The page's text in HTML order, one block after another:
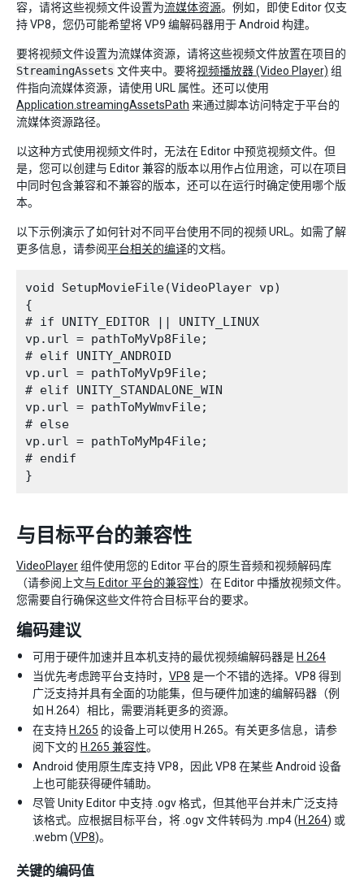
容，请将这些视频文件设置为流媒体资源。例如，即使 Editor 仅支
持 VP8，您仍可能希望将 VP9 编解码器用于 Android 构建。
要将视频文件设置为流媒体资源，请将这些视频文件放置在项目的
StreamingAssets 文件夹中。要将视频播放器 (Video Player) 组
件指向流媒体资源，请使用 URL 属性。还可以使用
Application.streamingAssetsPath 来通过脚本访问特定于平台的
流媒体资源路径。
以这种方式使用视频文件时，无法在 Editor 中预览视频文件。但
是，您可以创建与 Editor 兼容的版本以用作占位用途，可以在项目
中同时包含兼容和不兼容的版本，还可以在运行时确定使用哪个版
本。
以下示例演示了如何针对不同平台使用不同的视频 URL。如需了解
更多信息，请参阅平台相关的编译的文档。
void SetupMovieFile(VideoPlayer vp)
{
# if UNITY_EDITOR || UNITY_LINUX
vp.url = pathToMyVp8File;
# elif UNITY_ANDROID
vp.url = pathToMyVp9File;
# elif UNITY_STANDALONE_WIN
vp.url = pathToMyWmvFile;
# else
vp.url = pathToMyMp4File;
# endif
与目标平台的兼容性
VideoPlayer组件使用您的 Editor 平台的原生音频和视频解码库
（请参阅上文与 Editor 平台的兼容性）在 Editor 中播放视频文件。
您需要自行确保这些文件符合目标平台的要求。
编码建议
可用于硬件加速并且本机支持的最优视频编解码器是 H.264
当优先考虑跨平台支持时， VP8 是一个不错的选择。VP8 得到
广泛支持并具有全面的功能集，但与硬件加速的编解码器（例
如 H.264）相比，需要消耗更多的资源。
在支持 H.265 的设备上可以使用 H.265。有关更多信息，请参
阅下文的 H.265 兼容性。
Android 使用原生库支持 VP8，因此 VP8 在某些 Android 设备
上也可能获得硬件辅助。
尽管 Unity Editor 中支持 .ogv 格式，但其他平台并未广泛支持
该格式。应根据目标平台，将 .ogv 文件转码为 .mp4 (H.264) 或
.webm (VP8)。
关键的编码值